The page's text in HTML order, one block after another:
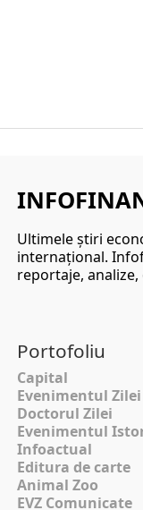
Ultimele ştiri
internaţional.
reportaje,
Portofoliu
Capital
Evenimentul Zilei
Doctorul Zilei
Evenimentul
Infoactual
Editura de carte
Animal Zoo
EVZ Comunicate